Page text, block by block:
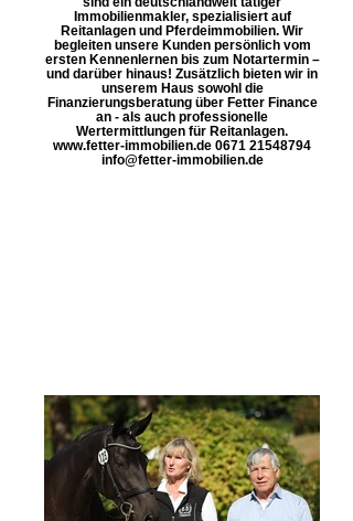
Immobilienmakler, spezialisiert auf
Reitanlagen und Pferdeimmobilien. Wir
begleiten unsere Kunden persönlich vom
ersten Kennenlernen bis zum Notartermin –
und darüber hinaus! Zusätzlich bieten wir in
unserem Haus sowohl die
Finanzierungsberatung über Fetter Finance
an - als auch professionelle
Wertermittlungen für Reitanlagen.
www.fetter-immobilien.de 0671 21548794
info@fetter-immobilien.de